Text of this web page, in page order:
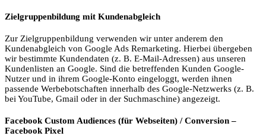
Zielgruppenbildung mit Kundenabgleich
Zur Zielgruppenbildung verwenden wir unter anderem den
Kundenabgleich von Google Ads Remarketing. Hierbei übergeben
wir bestimmte Kundendaten (z. B. E-Mail-Adressen) aus unseren
Kundenlisten an Google. Sind die betreffenden Kunden Google-
Nutzer und in ihrem Google-Konto eingeloggt, werden ihnen
passende Werbebotschaften innerhalb des Google-Netzwerks (z. B.
bei YouTube, Gmail oder in der Suchmaschine) angezeigt.
Facebook Custom Audiences (für Webseiten) / Conversion –
Facebook Pixel